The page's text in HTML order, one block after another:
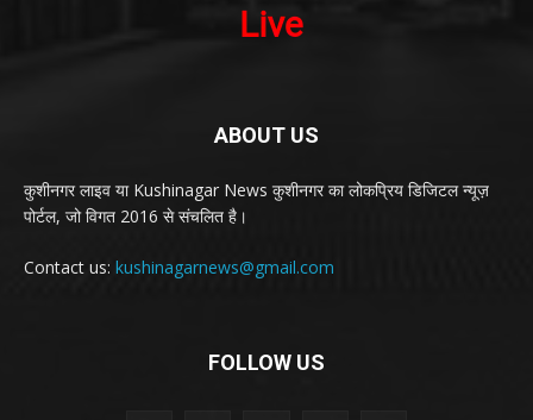
ABOUT US
कुशीनगर लाइव या Kushinagar News कुशीनगर का लोकप्रिय डिजिटल न्यूज़
पोर्टल, जो विगत 2016 से संचलित है।
Contact us: kushinagarnews@gmail.com
FOLLOW US